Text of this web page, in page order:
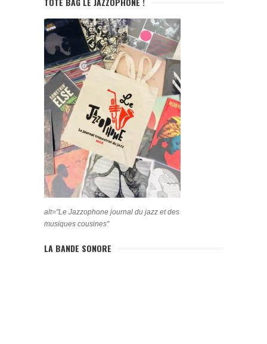
alt="Le Jazzophone journal du jazz et des
musiques cousines"
LA BANDE SONORE